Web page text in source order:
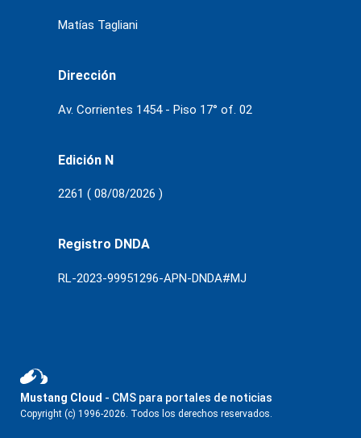
Matías Tagliani
Dirección
Av. Corrientes 1454 - Piso 17° of. 02
Edición N
2261 ( 08/08/2026 )
Registro DNDA
RL-2023-99951296-APN-DNDA#MJ
Mustang Cloud - CMS para portales de noticias
Copyright (c) 1996-2026. Todos los derechos reservados.